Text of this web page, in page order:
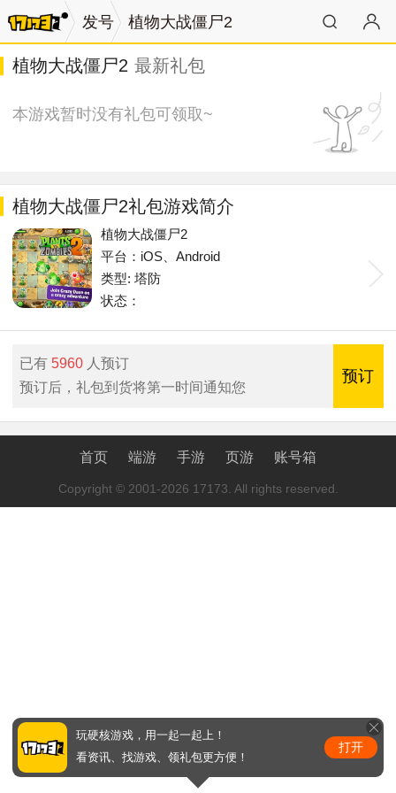
发号 植物大战僵尸2
植物大战僵尸2 最新礼包
本游戏暂时没有礼包可领取~
植物大战僵尸2礼包游戏简介
植物大战僵尸2
平台：iOS、Android
类型: 塔防
状态：
已有 5960 人预订
预订后，礼包到货将第一时间通知您
预订
首页 端游 手游 页游 账号箱
Copyright © 2001-2026 17173. All rights reserved.
玩硬核游戏，用一起一起上！
看资讯、找游戏、领礼包更方便！
打开